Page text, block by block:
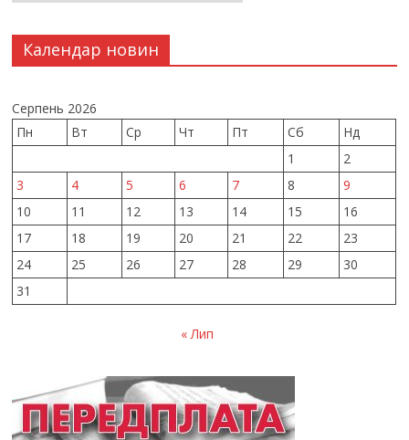
Календар новин
Серпень 2026
Пн
Вт Ср Чт Пт Сб
Нд
1
2
3
4 5 6 7 8
9
10
11 12 13 14 15
16
17
18 19 20 21 22
23
24
25 26 27 28 29
30
31
« Лип